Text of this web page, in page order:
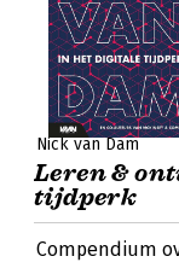
Nick van Dam
Leren &
tijdperk
Compendium